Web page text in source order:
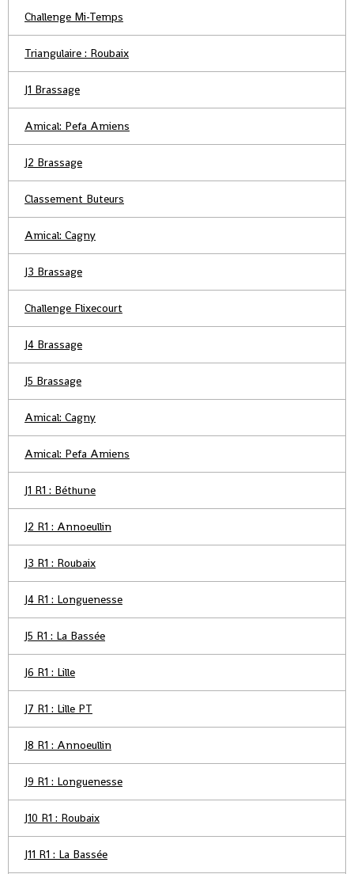
Challenge Mi-Temps
Triangulaire : Roubaix
J1 Brassage
Amical: Pefa Amiens
J2 Brassage
Classement Buteurs
Amical: Cagny
J3 Brassage
Challenge Flixecourt
J4 Brassage
J5 Brassage
Amical: Cagny
Amical: Pefa Amiens
J1 R1 : Béthune
J2 R1 : Annoeullin
J3 R1 : Roubaix
J4 R1 : Longuenesse
J5 R1 : La Bassée
J6 R1 : Lille
J7 R1 : Lille PT
J8 R1 : Annoeullin
J9 R1 : Longuenesse
J10 R1 : Roubaix
J11 R1 : La Bassée